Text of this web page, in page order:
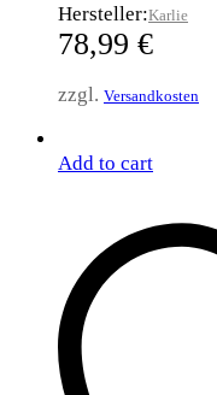
Hersteller:Karlie
78,99 €
zzgl. Versandkosten
Add to cart